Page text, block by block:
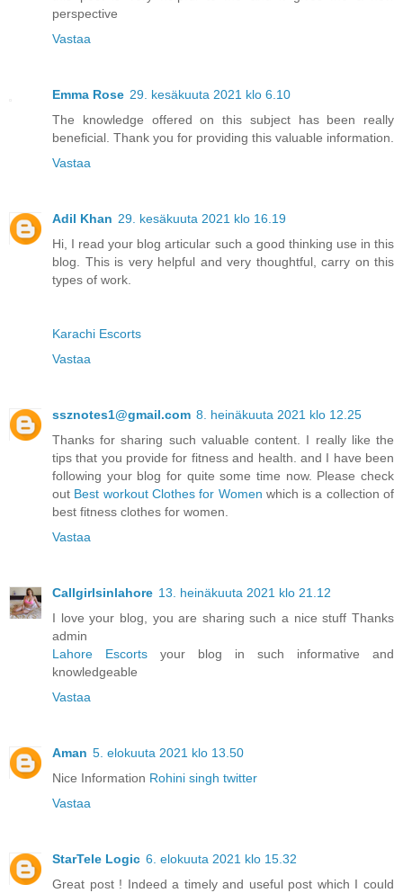
perspective
Vastaa
Emma Rose 29. kesäkuuta 2021 klo 6.10
The knowledge offered on this subject has been really
beneficial. Thank you for providing this valuable information.
Vastaa
Adil Khan 29. kesäkuuta 2021 klo 16.19
Hi, I read your blog articular such a good thinking use in this
blog. This is very helpful and very thoughtful, carry on this
types of work.
Karachi Escorts
Vastaa
ssznotes1@gmail.com 8. heinäkuuta 2021 klo 12.25
Thanks for sharing such valuable content. I really like the
tips that you provide for fitness and health. and I have been
following your blog for quite some time now. Please check
out Best workout Clothes for Women which is a collection of
best fitness clothes for women.
Vastaa
Callgirlsinlahore 13. heinäkuuta 2021 klo 21.12
I love your blog, you are sharing such a nice stuff Thanks
admin
Lahore Escorts your blog in such informative and
knowledgeable
Vastaa
Aman 5. elokuuta 2021 klo 13.50
Nice Information Rohini singh twitter
Vastaa
StarTele Logic 6. elokuuta 2021 klo 15.32
Great post ! Indeed a timely and useful post which I could